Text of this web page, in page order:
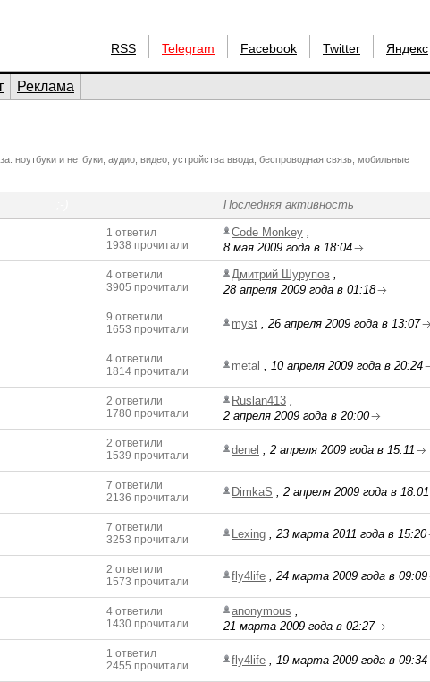
RSS Telegram Facebook Twitter Яндекс
Реклама
и нетбуки, аудио, видео, устройства ввода, беспроводная связь, мобильные
Последняя активность
1 ответил
1938 прочитали
Code Monkey ,
8 мая 2009 года в 18:04
4 ответили
3905 прочитали
Дмитрий Шурупов ,
28 апреля 2009 года в 01:18
9 ответили
1653 прочитали
myst , 26 апреля 2009 года в 13:07
4 ответили
1814 прочитали
metal , 10 апреля 2009 года в 20:24
2 ответили
1780 прочитали
Ruslan413 ,
2 апреля 2009 года в 20:00
2 ответили
1539 прочитали
denel , 2 апреля 2009 года в 15:11
7 ответили
2136 прочитали
DimkaS , 2 апреля 2009 года в 18:01
7 ответили
3253 прочитали
Lexing , 23 марта 2011 года в 15:20
2 ответили
1573 прочитали
fly4life , 24 марта 2009 года в 09:09
4 ответили
1430 прочитали
anonymous ,
21 марта 2009 года в 02:27
1 ответил
2455 прочитали
fly4life , 19 марта 2009 года в 09:34